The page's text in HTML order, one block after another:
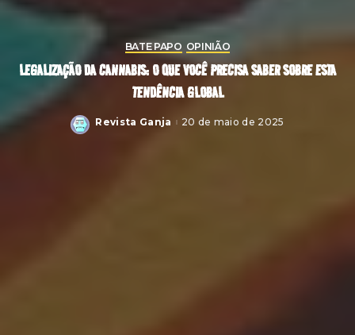
BATE PAPO OPINIÃO
LEGALIZAÇÃO DA CANNABIS: O QUE VOCÊ PRECISA SABER SOBRE ESTA
TENDÊNCIA GLOBAL
Posted
Revista Ganja 20 de maio de 2025